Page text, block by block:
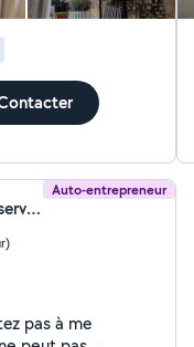
Auto-entrepreneur
Tommy Martineau (Les services de Tom)